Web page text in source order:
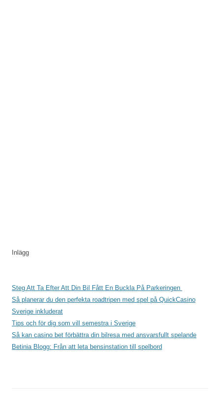
Inlägg
Steg Att Ta Efter Att Din Bil Fått En Buckla På Parkeringen
Så planerar du den perfekta roadtripen med spel på QuickCasino
Sverige inkluderat
Tips och för dig som vill semestra i Sverige
Så kan casino bet förbättra din bilresa med ansvarsfullt spelande
Betinia Blogg: Från att leta bensinstation till spelbord